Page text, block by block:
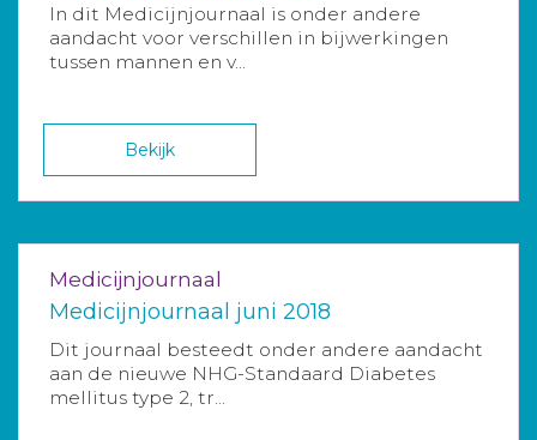
In dit Medicijnjournaal is onder andere
aandacht voor verschillen in bijwerkingen
tussen mannen en v...
Bekijk
Medicijnjournaal
Medicijnjournaal juni 2018
Dit journaal besteedt onder andere aandacht
aan de nieuwe NHG-Standaard Diabetes
mellitus type 2, tr...